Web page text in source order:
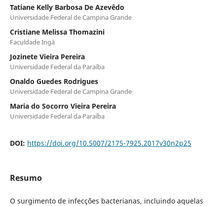
Tatiane Kelly Barbosa De Azevêdo
Universidade Federal de Campina Grande
Cristiane Melissa Thomazini
Faculdade Ingá
Jozinete Vieira Pereira
Universidade Federal da Paraíba
Onaldo Guedes Rodrigues
Universidade Federal de Campina Grande
Maria do Socorro Vieira Pereira
Universidade Federal da Paraíba
DOI: https://doi.org/10.5007/2175-7925.2017v30n2p25
Resumo
O surgimento de infecções bacterianas, incluindo aquelas